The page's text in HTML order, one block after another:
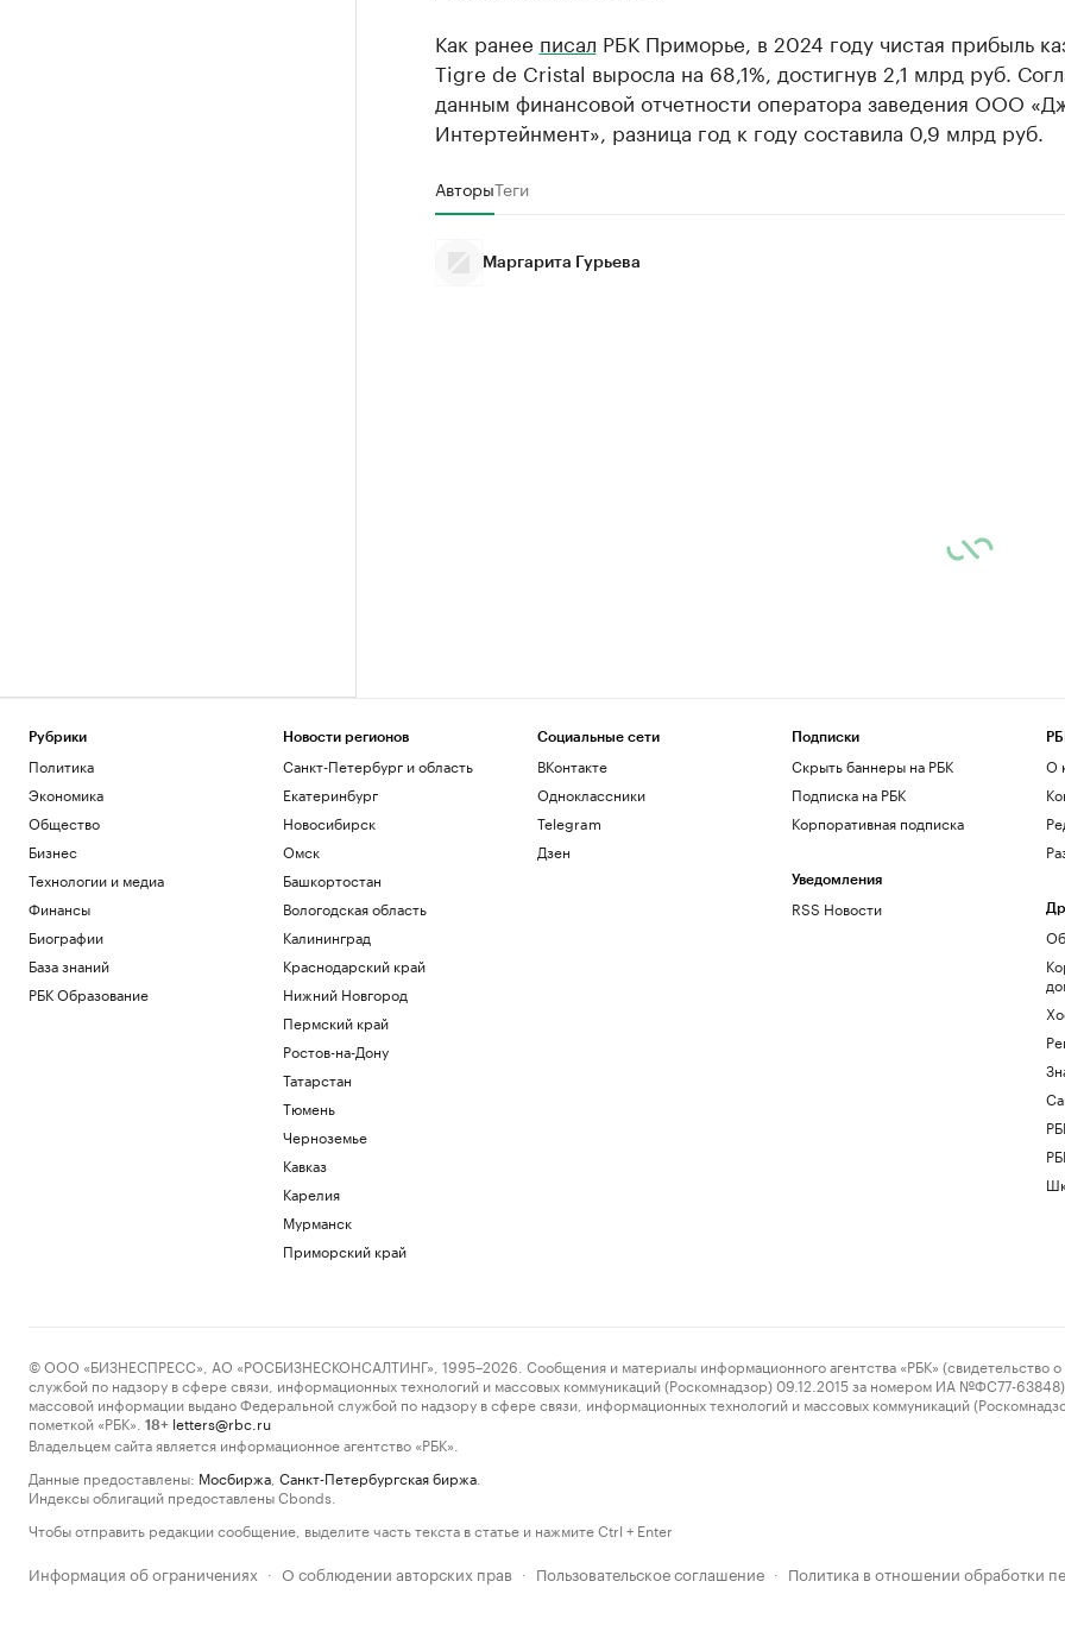
Как ранее писал РБК Приморье, в 2024 году чистая прибыль
Tigre de Cristal выросла на 68,1%, достигнув 2,1 млрд руб.
данным финансовой отчетности оператора заведения ООО
Интертейнмент», разница год к году составила 0,9 млрд руб.
АвторыТеги
Маргарита Гурьева
Рубрики
Политика
Экономика
Общество
Бизнес
Технологии и медиа
Финансы
Биографии
База знаний
РБК Образование
Новости регионов
Санкт-Петербург и область
Екатеринбург
Новосибирск
Омск
Башкортостан
Вологодская область
Калининград
Краснодарский край
Нижний Новгород
Пермский край
Ростов-на-Дону
Татарстан
Тюмень
Черноземье
Кавказ
Карелия
Мурманск
Приморский край
Социальные сети
ВКонтакте
Одноклассники
Telegram
Дзен
Подписки
Скрыть баннеры на РБК
Подписка на РБК
Корпоративная подписка
Уведомления
RSS Новости
О
© ООО «БИЗНЕСПРЕСС», АО «РОСБИЗНЕСКОНСАЛТИНГ», 1995–2026. Сообщения и материалы информационного агентства «РБК» (свидетельство о
службой по надзору в сфере связи, информационных технологий и массовых коммуникаций (Роскомнадзор) 09.12.2015 за номером ИА №ФС77-63848)
массовой информации выдано Федеральной службой по надзору в сфере связи, информационных технологий и массовых коммуникаций
пометкой «РБК».
18+ letters@rbc.ru
Владельцем сайта является информационное агентство «РБК».
Данные предоставлены: Мосбиржа Санкт-Петербургская биржа
Индексы облигаций предоставлены Cbonds.
Чтобы отправить редакции сообщение, выделите часть текста в статье и нажмите Ctrl + Enter
Информация об ограничениях · О соблюдении авторских прав · Пользовательское соглашение · Политика в отношении обработки